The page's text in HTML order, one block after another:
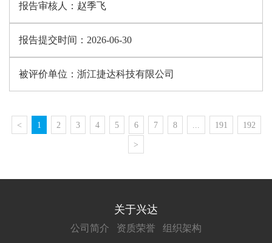
报告审核人： 赵季飞
报告提交时间： 2026-06-30
被评价单位： 浙江捷达科技有限公司
< 1 2 3 4 5 6 7 8 ... 191 192
>
关于兴达
公司简介 资质荣誉 组织架构